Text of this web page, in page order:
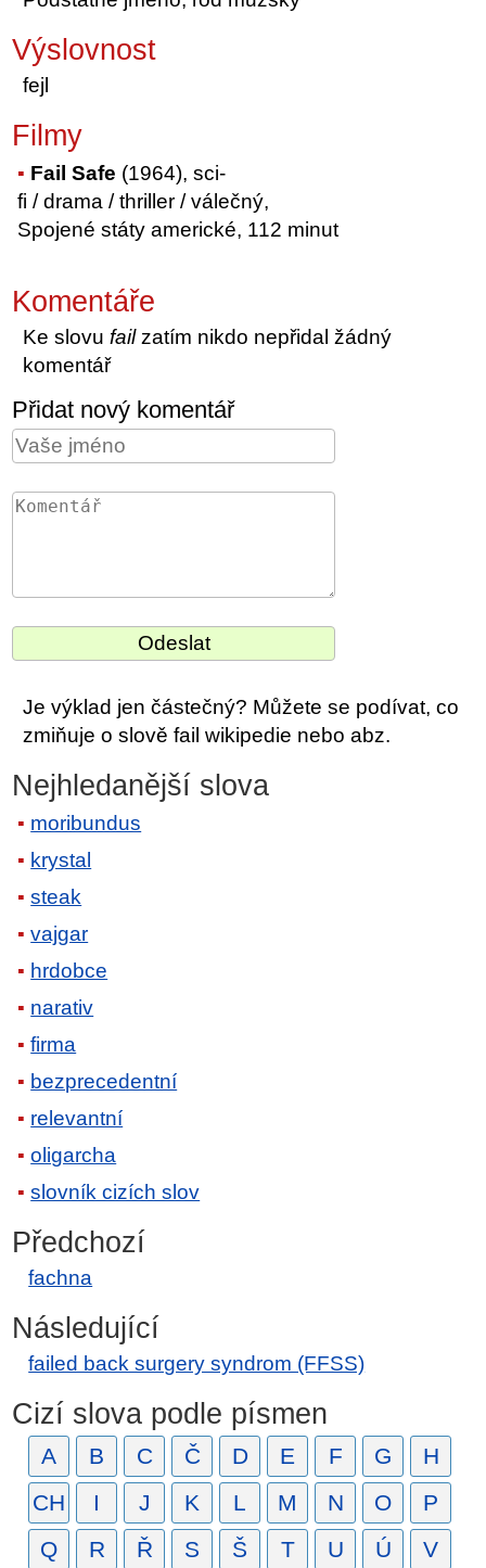
Výslovnost
fejl
Filmy
Fail Safe (1964), sci-
fi / drama / thriller / válečný,
Spojené státy americké, 112 minut
Komentáře
Ke slovu failzatím nikdo nepřidal žádný
komentář
Přidat nový komentář
Je výklad jen částečný? Můžete se podívat, co
zmiňuje o slově fail wikipedie nebo abz.
Nejhledanější slova
moribundus
krystal
steak
vajgar
hrdobce
narativ
firma
bezprecedentní
relevantní
oligarcha
slovník cizích slov
Předchozí
fachna
Následující
failed back surgery syndrom (FFSS)
Cizí slova podle písmen
A B C Č D E F G
H
CH
I J K L M N O
P
Q
R Ř S Š T U Ú V